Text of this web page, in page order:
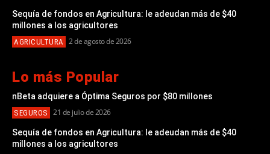
Sequía de fondos en Agricultura: le adeudan más de $40
millones a los agricultores
AGRICULTURA 2 de agosto de 2026
Lo más Popular
nBeta adquiere a Óptima Seguros por $80 millones
SEGUROS 21 de julio de 2026
Sequía de fondos en Agricultura: le adeudan más de $40
millones a los agricultores